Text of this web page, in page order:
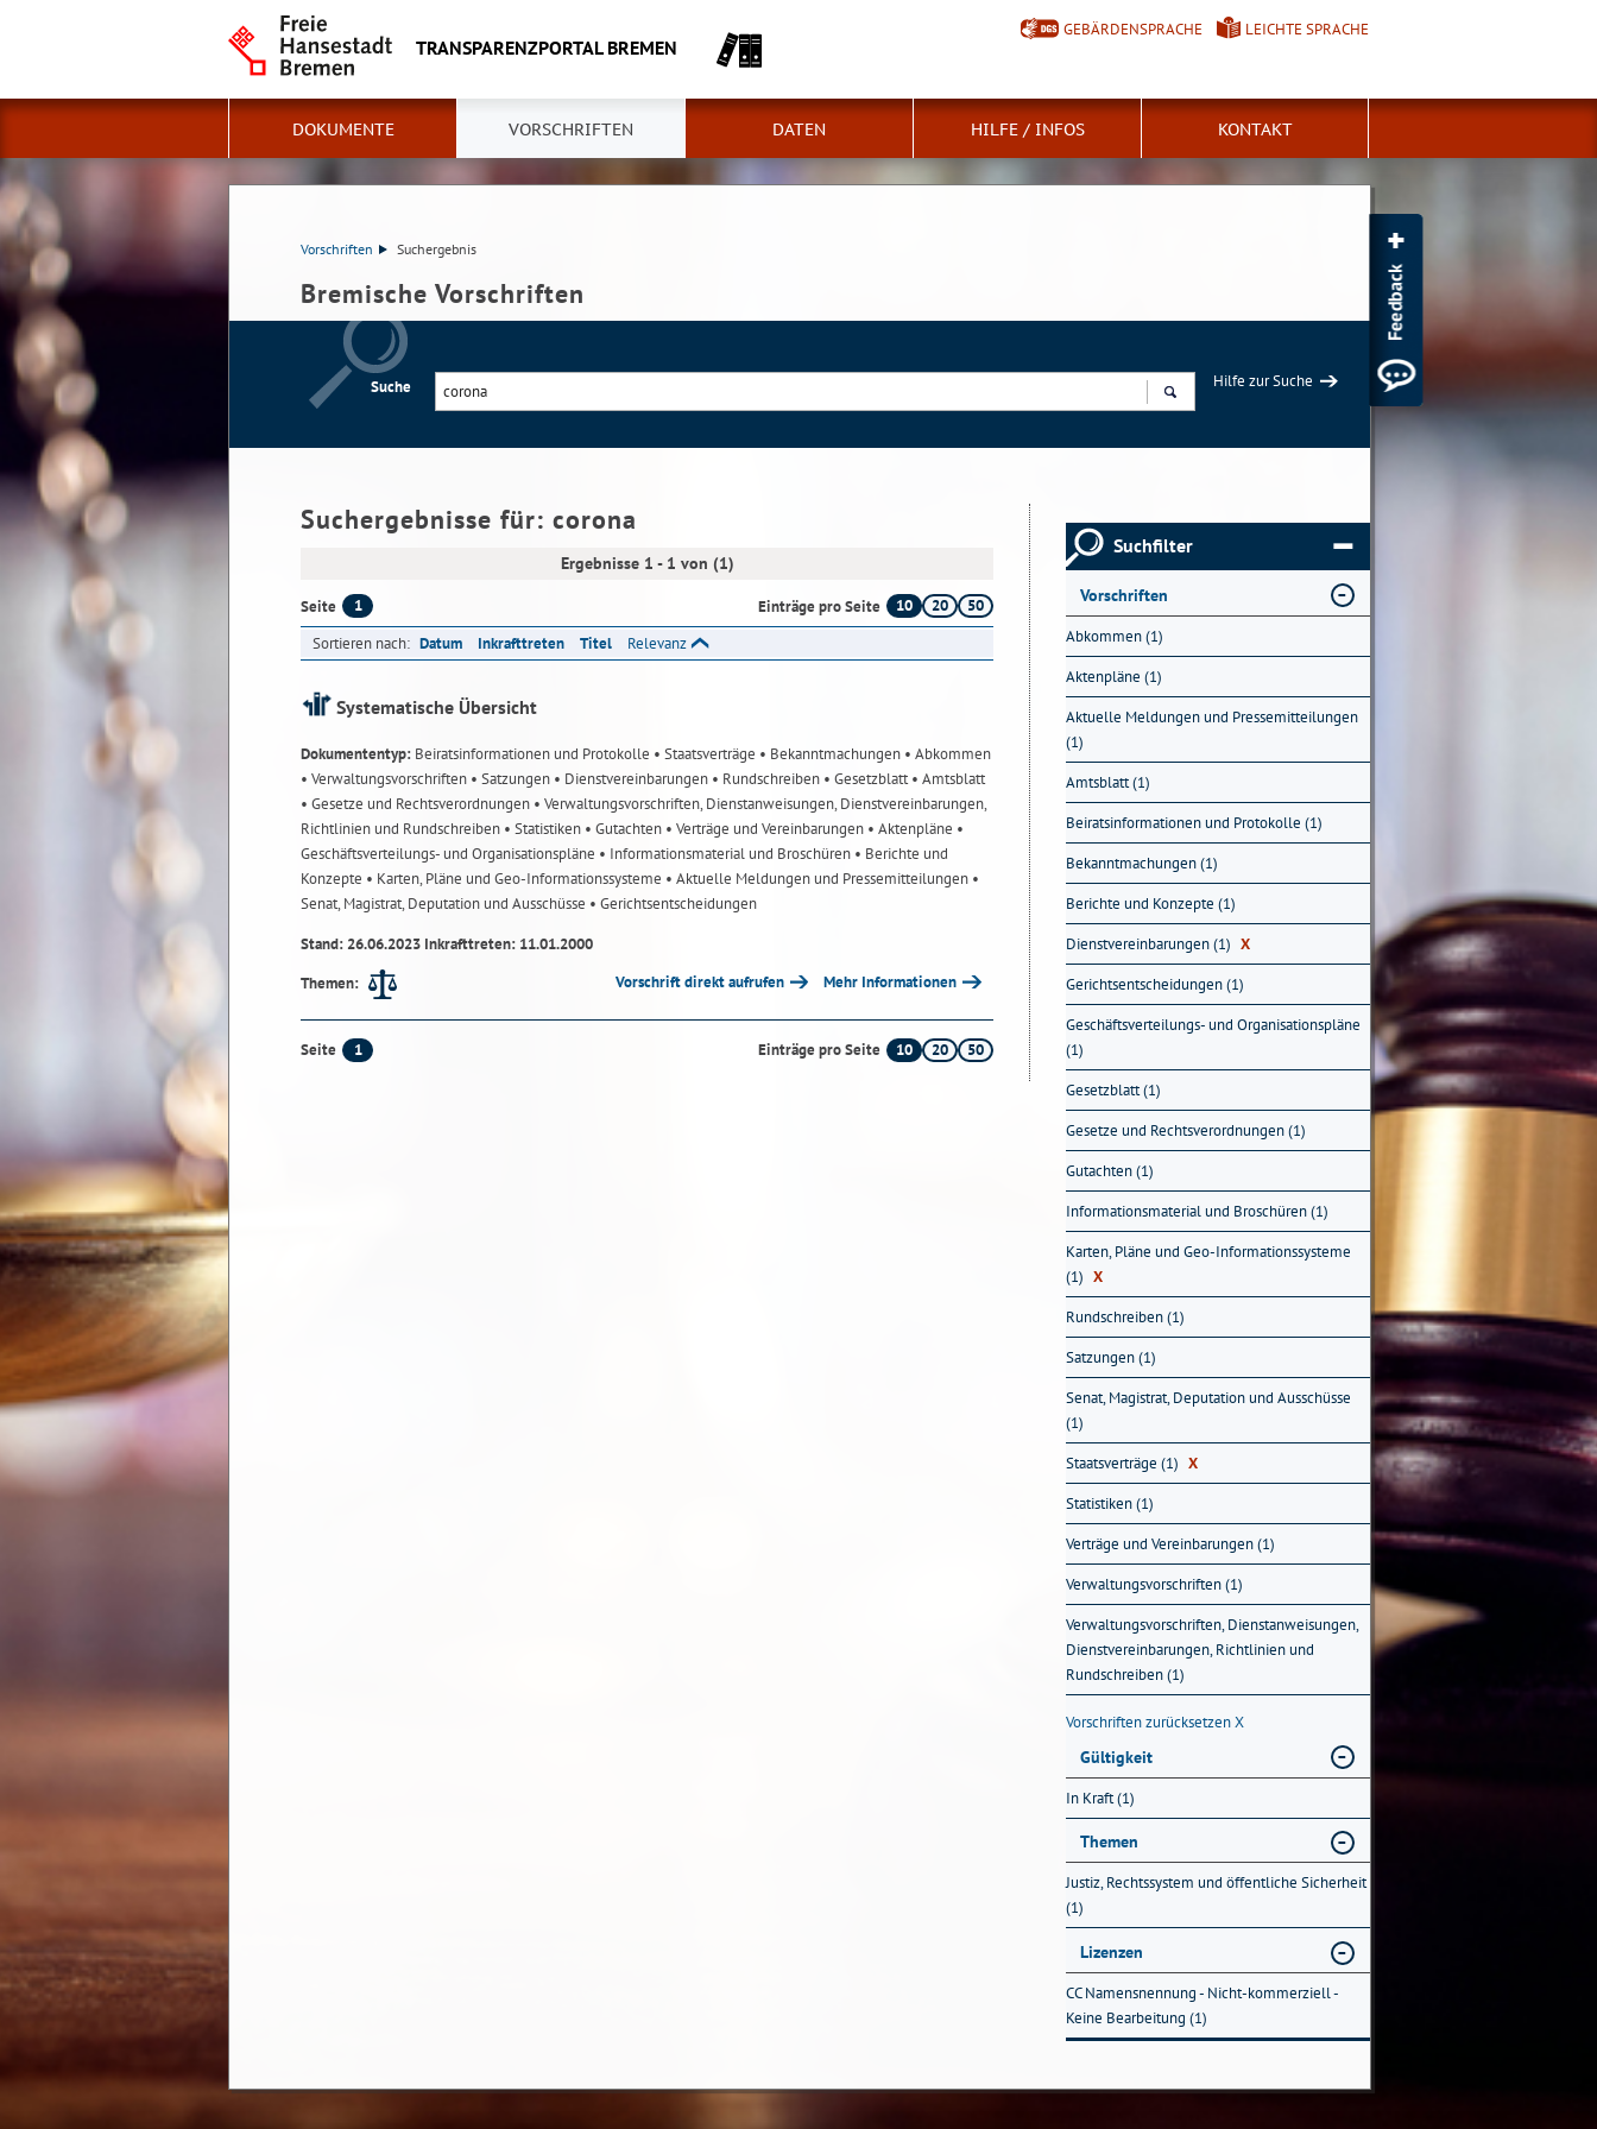
TRANSPARENZPORTAL BREMEN
GEBÄRDENSPRACHE LEICHTE SPRACHE
DOKUMENTE VORSCHRIFTEN DATEN HILFE / INFOS KONTAKT
Vorschriften Suchergebnis
Bremische Vorschriften
Suche
Hilfe zur Suche
Suchergebnisse für: corona
Ergebnisse 1 - 1 von (1)
Seite 1 Einträge pro Seite 10 20
50
Sortieren nach: Datum Inkrafttreten Titel Relevanz
Systematische Übersicht
Dokumententyp: Beiratsinformationen und Protokolle • Staatsverträge • Bekanntmachungen • Abkommen
• Verwaltungsvorschriften • Satzungen • Dienstvereinbarungen • Rundschreiben • Gesetzblatt• Amtsblatt
• Gesetze und Rechtsverordnungen • Verwaltungsvorschriften, Dienstanweisungen, Dienstvereinbarungen,
Richtlinien und Rundschreiben • Statistiken • Gutachten • Verträge und Vereinbarungen • Aktenpläne •
Geschäftsverteilungs- und Organisationspläne • Informationsmaterial und Broschüren • Berichte und
Konzepte • Karten, Pläne und Geo-Informationssysteme • Aktuelle Meldungen und Pressemitteilungen •
Senat, Magistrat, Deputation und Ausschüsse • Gerichtsentscheidungen
Stand: 26.06.2023 Inkrafttreten: 11.01.2000
Themen:
Vorschrift direkt aufrufen Mehr Informationen
Seite 1 Einträge pro Seite 10 20 50
Suchfilter
Vorschriften
Abkommen (1)
Aktenpläne (1)
Aktuelle Meldungen und Pressemitteilungen
(1)
Amtsblatt (1)
Beiratsinformationen und Protokolle (1)
Bekanntmachungen (1)
Berichte und Konzepte (1)
Dienstvereinbarungen (1) X
Gerichtsentscheidungen (1)
Geschäftsverteilungs- und Organisationspläne
(1)
Gesetzblatt (1)
Gesetze und Rechtsverordnungen (1)
Gutachten (1)
Informationsmaterial und Broschüren (1)
Karten, Pläne und Geo-Informationssysteme
(1) X
Rundschreiben (1)
Satzungen (1)
Senat, Magistrat, Deputation und Ausschüsse
(1)
Staatsverträge (1) X
Statistiken (1)
Verträge und Vereinbarungen (1)
Verwaltungsvorschriften (1)
Verwaltungsvorschriften, Dienstanweisungen,
Dienstvereinbarungen, Richtlinien und
Rundschreiben (1)
Vorschriften zurücksetzenX
Gültigkeit
In Kraft (1)
Themen
Justiz, Rechtssystem und öffentliche Sicherheit
(1)
Lizenzen
CC Namensnennung - Nicht-kommerziell -
Keine Bearbeitung (1)